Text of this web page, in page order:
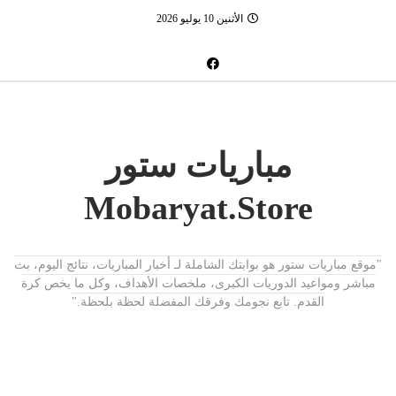
الأثنين 10 يوليو 2026
مباريات ستور
Mobaryat.Store
"موقع مباريات ستور هو بوابتك الشاملة لـ أخبار المباريات، نتائج اليوم، بث
مباشر ومواعيد الدوريات الكبرى، ملخصات الأهداف، وكل ما يخص كرة
القدم. تابع نجومك وفرقك المفضلة لحظة بلحظة."